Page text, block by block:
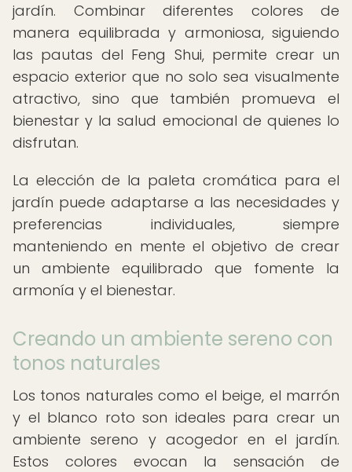
jardín. Combinar diferentes colores de
manera equilibrada y armoniosa, siguiendo
las pautas del Feng Shui, permite crear un
espacio exterior que no solo sea visualmente
atractivo, sino que también promueva el
bienestar y la salud emocional de quienes lo
disfrutan.
La elección de la paleta cromática para el
jardín puede adaptarse a las necesidades y
preferencias individuales, siempre
manteniendo en mente el objetivo de crear
un ambiente equilibrado que fomente la
armonía y el bienestar.
Creando un ambiente sereno con
tonos naturales
Los tonos naturales como el beige, el marrón
y el blanco roto son ideales para crear un
ambiente sereno y acogedor en el jardín.
Estos colores evocan la sensación de